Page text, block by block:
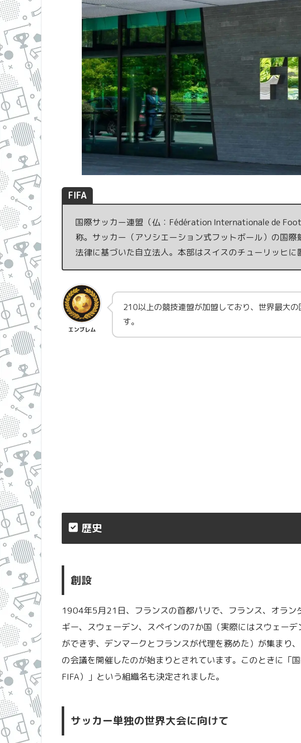
FIFA
国際サッカー連盟（仏：Fédération Internationale de
称。サッカー（アソシエーション式フットボール）の国際
法律に基づいた自立法人。本部はスイスのチューリッヒに
エンブレム
210以上の競技連盟が加盟しており、世界最大
す。
歴史
創設
1904年5月21日、フランスの首都パリで、フランス、オラン
ギー、スウェーデン、スペインの7か国（実際にはスウェー
ができず、デンマークとフランスが代理を務めた）が集まり
の会議を開催したのが始まりとされています。このときに「
FIFA）」という組織名も決定されました。
サッカー単独の世界大会に向けて